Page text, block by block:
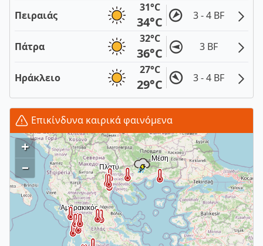
Πειραιάς
31°C
34°C 3 - 4 BF
Πάτρα
32°C
36°C 3 BF
Ηράκλειο
27°C
29°C 3 - 4 BF
Επικίνδυνα καιρικά φαινόμενα
+
–